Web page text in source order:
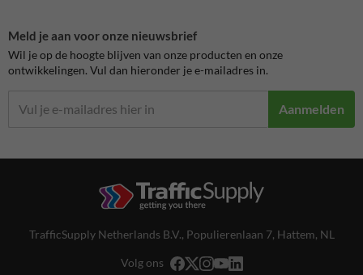
Meld je aan voor onze nieuwsbrief
Wil je op de hoogte blijven van onze producten en onze
ontwikkelingen. Vul dan hieronder je e-mailadres in.
Aanmelden
TrafficSupply Netherlands B.V., Populierenlaan 7, Hattem, NL
Volg ons